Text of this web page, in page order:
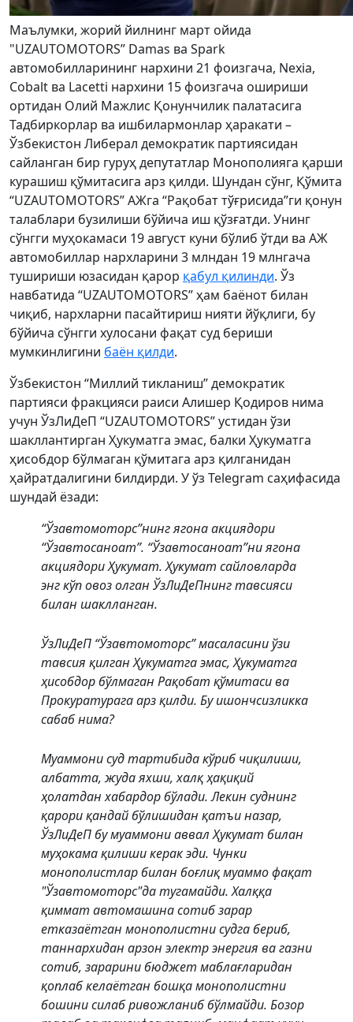
Маълумки, жорий йилнинг март ойида
"UZAUTOMOTORS” Damas ва Spark
автомобилларининг нархини 21 фоизгача, Nexia,
Cobalt ва Lacetti нархини 15 фоизгача ошириши
ортидан Олий Мажлис Қонунчилик палатасига
Тадбиркорлар ва ишбилармонлар ҳаракати –
Ўзбекистон Либерал демократик партиясидан
сайланган бир гуруҳ депутатлар Монополияга қарши
курашиш қўмитасига арз қилди. Шундан сўнг, Қўмита
“UZAUTOMOTORS” АЖга “Рақобат тўғрисида”ги қонун
талаблари бузилиши бўйича иш қўзғатди. Унинг
сўнгги муҳокамаси 19 август куни бўлиб ўтди ва АЖ
автомобиллар нархларини 3 млндан 19 млнгача
тушириши юзасидан қарор қабул қилинди. Ўз
навбатида “UZAUTOMOTORS” ҳам баёнот билан
чиқиб, нархларни пасайтириш нияти йўқлиги, бу
бўйича сўнгги хулосани фақат суд бериши
мумкинлигини баён қилди.
Ўзбекистон “Миллий тикланиш” демократик
партияси фракцияси раиси Алишер Қодиров нима
учун ЎзЛиДеП “UZAUTOMOTORS” устидан ўзи
шакллантирган Ҳукуматга эмас, балки Ҳукуматга
ҳисобдор бўлмаган қўмитага арз қилганидан
ҳайратдалигини билдирди. У ўз Telegram саҳифасида
шундай ёзади:
“Ўзавтомоторс”нинг ягона акциядори
“Ўзавтосаноат”. “Ўзавтосаноат”ни ягона
акциядори Ҳукумат. Ҳукумат сайловларда
энг кўп овоз олган ЎзЛиДеПнинг тавсияси
билан шаклланган.
ЎзЛиДеП “Ўзавтомоторс” масаласини ўзи
тавсия қилган Ҳукуматга эмас, Ҳукуматга
ҳисобдор бўлмаган Рақобат қўмитаси ва
Прокуратурага арз қилди. Бу ишончсизликка
сабаб нима?
Муаммони суд тартибида кўриб чиқилиши,
албатта, жуда яхши, халқ ҳақиқий
ҳолатдан хабардор бўлади. Лекин суднинг
қарори қандай бўлишидан қатъи назар,
ЎзЛиДеП бу муаммони аввал Ҳукумат билан
муҳокама қилиши керак эди. Чунки
монополистлар билан боғлиқ муаммо фақат
"Ўзавтомоторс"да тугамайди. Халққа
қиммат автомашина сотиб зарар
етказаётган монополистни судга бериб,
таннархидан арзон электр энергия ва газни
сотиб, зарарини бюджет маблағларидан
қоплаб келаётган бошқа монополистни
бошини силаб ривожланиб бўлмайди. Бозор